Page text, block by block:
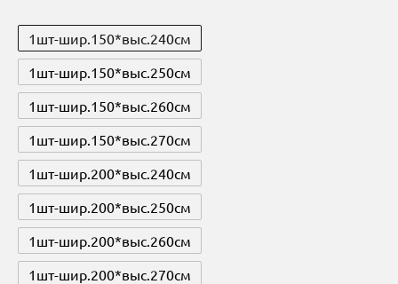
1шт-шир.150*выс.240cм
1шт-шир.150*выс.250cм
1шт-шир.150*выс.260cм
1шт-шир.150*выс.270cм
1шт-шир.200*выс.240cм
1шт-шир.200*выс.250cм
1шт-шир.200*выс.260cм
1шт-шир.200*выс.270cм